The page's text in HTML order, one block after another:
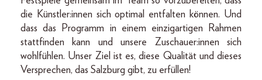
die Künstler:innen sich optimal entfalten können. Und
dass das Programm in einem einzigartigen Rahmen
stattfinden kann und unsere Zuschauer:innen sich
wohlfühlen. Unser Ziel ist es, diese Qualität und dieses
Versprechen, das Salzburg gibt, zu erfüllen!